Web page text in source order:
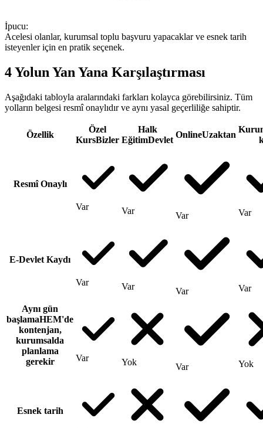
İpucu:
Acelesi olanlar, kurumsal toplu başvuru yapacaklar ve esnek tarih
isteyenler için en pratik seçenek.
4 Yolun Yan Yana Karşılaştırması
Aşağıdaki tabloyla aralarındaki farkları kolayca görebilirsiniz. Tüm
yolların belgesi resmî onaylıdır ve aynı yasal geçerliliğe sahiptir.
Özellik
Özel
KursBizler
Halk
EğitimDevlet
OnlineUzaktan
Resmî Onaylı
Var Var Var Var
E-Devlet Kaydı
Var Var Var Var
Aynı gün
başlamaHEM'de
kontenjan,
kurumsalda
planlama
gerekir
Var Yok Var Yok
Esnek tarih